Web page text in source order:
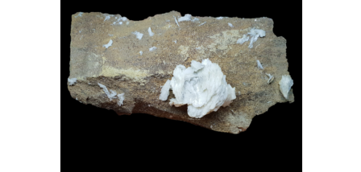
AJOUTER AU PANIER